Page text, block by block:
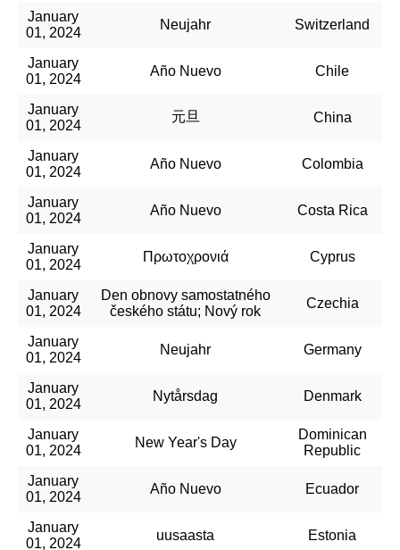
January
01, 2024
Neujahr Switzerland
January
01, 2024
Año Nuevo Chile
January
01, 2024
元旦 China
January
01, 2024
Año Nuevo Colombia
January
01, 2024
Año Nuevo Costa Rica
January
01, 2024
Πρωτοχρονιά Cyprus
January
01, 2024
Den obnovy samostatného
českého státu; Nový rok
Czechia
January
01, 2024
Neujahr Germany
January
01, 2024
Nytårsdag Denmark
January
01, 2024
New Year's Day
Dominican
Republic
January
01, 2024
Año Nuevo Ecuador
January
01, 2024
uusaasta Estonia